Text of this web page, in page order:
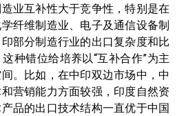
业互补性大于竞争性，特别是在
纤维制造业、电子及通信设备制
部分制造行业的出口复杂度和比
种错位给培养以“互补合作”为主
。比如，在中印双边市场中，中
营销能力方面较强，印度自然资
品的出口技术结构一直优于中国